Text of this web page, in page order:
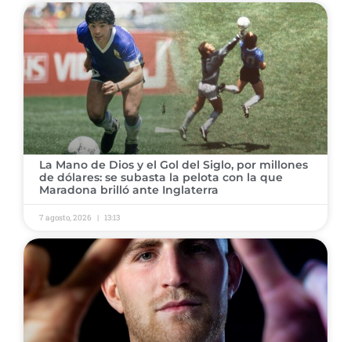
​La Mano de Dios y el Gol del Siglo, por millones
de dólares: se subasta la pelota con la que
Maradona brilló ante Inglaterra
7 agosto, 2026 13:13